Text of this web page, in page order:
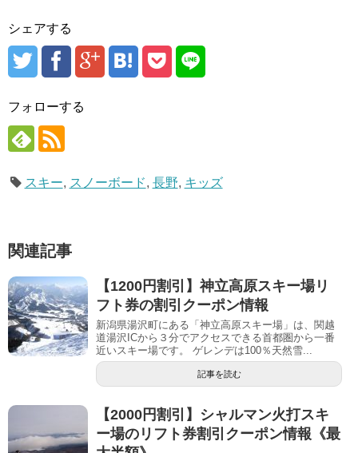
シェアする
フォローする
スキー, スノーボード, 長野, キッズ
関連記事
【1200円割引】神立高原スキー場リ
フト券の割引クーポン情報
新潟県湯沢町にある「神立高原スキー場」は、関越
道湯沢ICから３分でアクセスできる首都圏から一番
近いスキー場です。 ゲレンデは100％天然雪...
記事を読む
【2000円割引】シャルマン火打スキ
ー場のリフト券割引クーポン情報《最